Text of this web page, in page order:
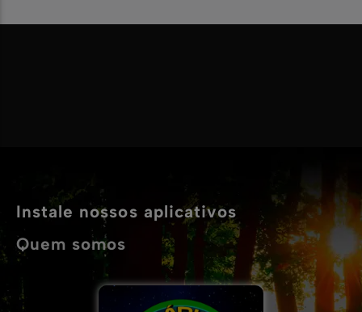
Instale nossos aplicativos
Quem somos